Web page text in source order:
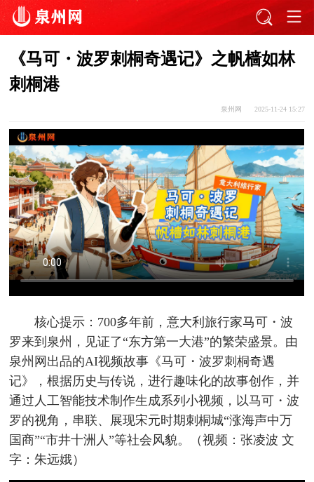
《马可・波罗刺桐奇遇记》之帆樯如林
刺桐港
泉州网 2025-11-24 15:27
核心提示：700多年前，意大利旅行家马可・波
罗来到泉州，见证了“东方第一大港”的繁荣盛景。由
泉州网出品的AI视频故事《马可・波罗刺桐奇遇
记》，根据历史与传说，进行趣味化的故事创作，并
通过人工智能技术制作生成系列小视频，以马可・波
罗的视角，串联、展现宋元时期刺桐城“涨海声中万
国商”“市井十洲人”等社会风貌。（视频：张凌波 文
字：朱远娥）